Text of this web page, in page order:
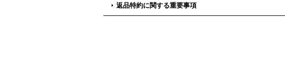
返品特約に関する重要事項